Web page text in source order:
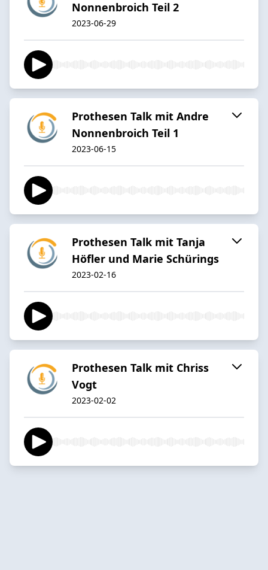
Nonnenbroich Teil 2
2023-06-29
Prothesen Talk mit Andre
Nonnenbroich Teil 1
2023-06-15
Prothesen Talk mit Tanja
Höfler und Marie Schürings
2023-02-16
Prothesen Talk mit Chriss
Vogt
2023-02-02